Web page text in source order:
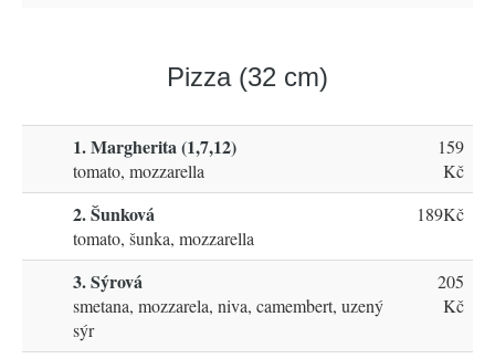
Pizza (32 cm)
1. Margherita (1,7,12)
tomato, mozzarella
159
Kč
2. Šunková
tomato, šunka, mozzarella
189Kč
3. Sýrová
smetana, mozzarela, niva, camembert, uzený
sýr
205
Kč